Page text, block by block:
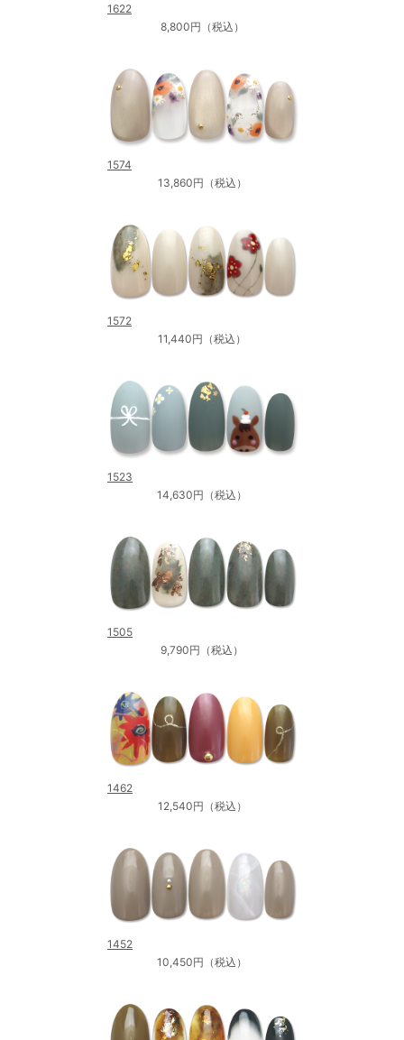
1622
8,800円（税込）
1574
13,860円（税込）
1572
11,440円（税込）
1523
14,630円（税込）
1505
9,790円（税込）
1462
12,540円（税込）
1452
10,450円（税込）